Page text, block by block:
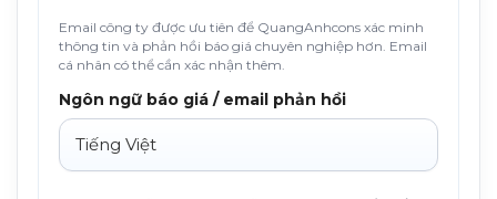
Email công ty được ưu tiên để QuangAnhcons xác minh
thông tin và phản hồi báo giá chuyên nghiệp hơn. Email
cá nhân có thể cần xác nhận thêm.
Ngôn ngữ báo giá / email phản hồi